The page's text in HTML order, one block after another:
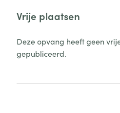
Vrije plaatsen
Deze opvang heeft geen
gepubliceerd.